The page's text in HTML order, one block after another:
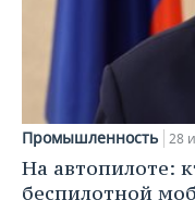
Промышленность 28
На автопилоте:
беспилотной